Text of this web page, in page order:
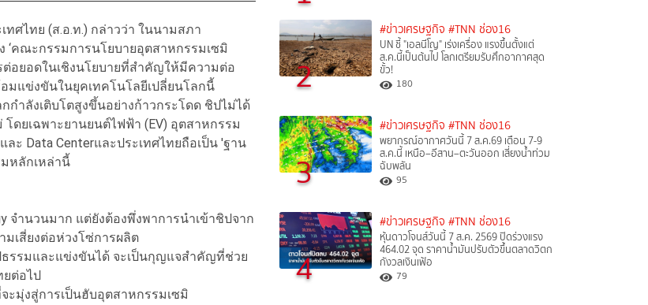
ศไทย (ส.อ.ท.) กล่าวว่า ในนามสภา
คณะกรรมการนโยบายอุตสาหกรรมเซมิ
ต่อยอดในเชิงนโยบายที่สำคัญให้มีความต่อ
มแข่งขันในยุคเทคโนโลยีเปลี่ยนโลกนี้
กำลังเติบโตสูงขึ้นอย่างก้าวกระโดด ชิปไม่ได้
ดยเฉพาะยานยนต์ไฟฟ้า (EV) อุตสาหกรรม
ละ Data Centerและประเทศไทยถือเป็น 'ฐาน
หลักเหล่านี้
จำนวนมาก แต่ยังต้องพึ่งพาการนำเข้าชิปจาก
มเสี่ยงต่อห่วงโซ่การผลิต
ธรรมและแข่งขันได้ จะเป็นกุญแจสำคัญที่ช่วย
ต่อไป
ะมุ่งสู่การเป็นฮับอุตสาหกรรมเซมิ
2
#ข่าวเศรษฐกิจ #TNN ช่อง16
UN ชี้ "เอลนีโญ" เร่งเครื่อง แรงขึ้นตั้งแต่
ส.ค.นี้เป็นต้นไป โลกเตรียมรับศึกอากาศสุด
ขั้ว!
180
3
#ข่าวเศรษฐกิจ #TNN ช่อง16
พยากรณ์อากาศวันนี้ 7 ส.ค.69 เตือน 7-9
ส.ค.นี้ เหนือ–อีสาน–ตะวันออก เสี่ยงน้ำท่วม
ฉับพลัน
95
4
#ข่าวเศรษฐกิจ #TNN ช่อง16
หุ้นดาวโจนส์วันนี้ 7 ส.ค. 2569 ปิดร่วงแรง
464.02 จุด ราคาน้ำมันปรับตัวขึ้นตลาดวิตก
กังวลเงินเฟ้อ
79